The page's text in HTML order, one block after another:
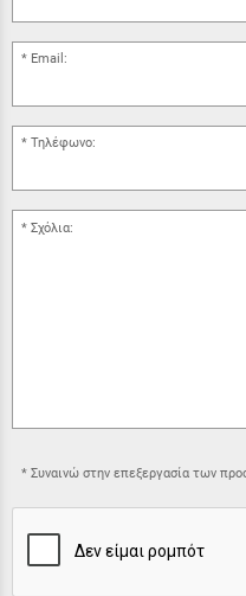
Email:
Τηλέφωνο:
Σχόλια:
Συναινώ στην επεξεργασία των